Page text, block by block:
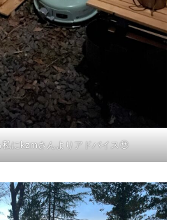
にkzmさんよりアドバイス🥹